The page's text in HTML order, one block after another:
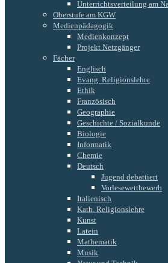
Unterrichtsverteilung am
Oberstufe am KGW
Medienpädagogik
Medienkonzept
Projekt Netzgänger
Fächer
Englisch
Evang. Religionslehre
Ethik
Französisch
Geographie
Geschichte / Sozialkunde
Biologie
Informatik
Chemie
Deutsch
Jugend debattiert
Vorlesewettbewerb
Italienisch
Kath. Religionslehre
Kunst
Latein
Mathematik
Musik